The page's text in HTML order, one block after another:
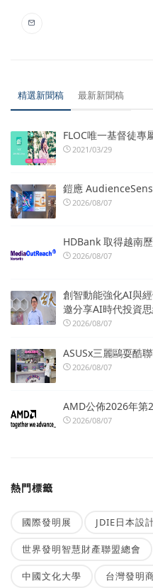
精選新聞稿 最新新聞稿
FLOC唯一基督徒專
2021/03/29
鎧應
2026/08/07
HDBank 取得越南
2026/08/07
創智動能強化AI與
邀分享AI時代投資
2026/08/07
ASUSx三麗鷗耍酷
2026/08/07
AMD公佈2026年第
2026/08/07
熱門標籤
國際發明展 JDIE日本設
世界發明智慧財產聯盟總會
中國文化大學 台灣發明